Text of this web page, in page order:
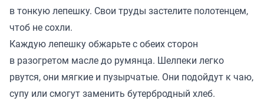
в тонкую лепешку. Свои труды застелите полотенцем,
чтоб не сохли.
Каждую лепешку обжарьте с обеих сторон
в разогретом масле до румянца. Шелпеки легко
рвутся, они мягкие и пузырчатые. Они подойдут к чаю,
супу или смогут заменить бутербродный хлеб.